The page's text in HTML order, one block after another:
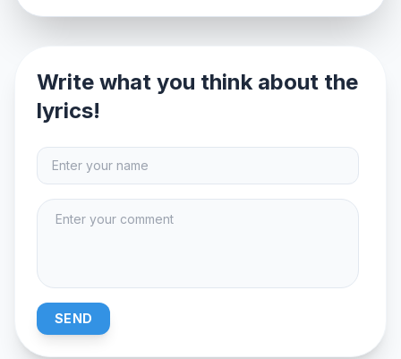
Write what you think about the
lyrics!
SEND